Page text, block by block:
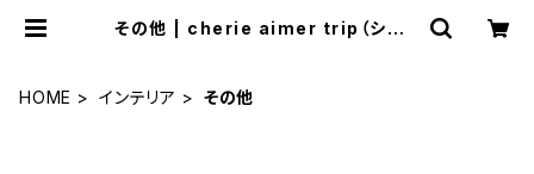
その他 | cherie aimer trip（シェリ
HOME インテリア その他